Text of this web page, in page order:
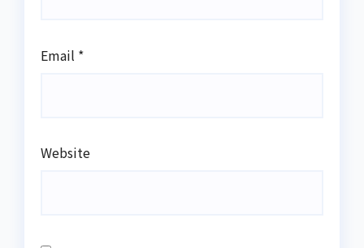
Email *
Website